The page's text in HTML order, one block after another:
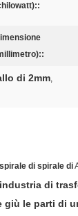
di 2mm,
di spirale di
di
le parti di